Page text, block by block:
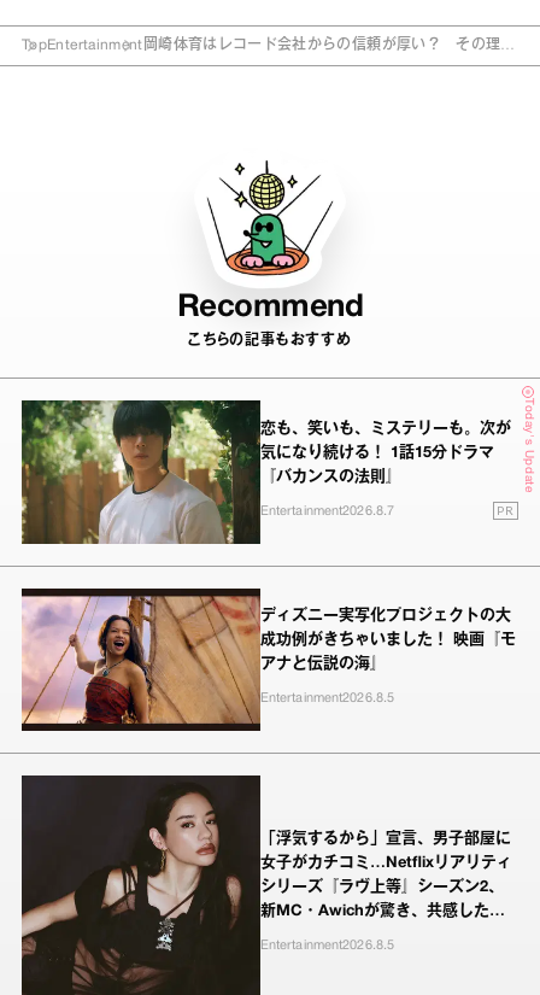
TopEntertainment 岡崎体育はレコード会社からの信頼が厚い？ その理由
Recommend
こちらの記事もおすすめ
Today's Update
恋も、笑いも、ミステリーも。次が
気になり続ける！ 1話15分ドラマ
『バカンスの法則』
Entertainment2026.8.7 PR
ディズニー実写化プロジェクトの大
成功例がきちゃいました！ 映画『モ
アナと伝説の海』
Entertainment2026.8.5
「浮気するから」宣言、男子部屋に
女子がカチコミ…Netflixリアリティ
シリーズ『ラヴ上等』シーズン2、
新MC・Awichが驚き、共感したヤ
Entertainment2026.8.5